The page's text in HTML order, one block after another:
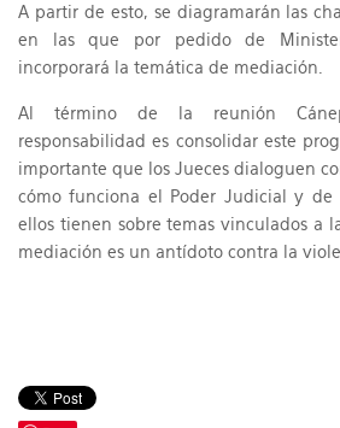
A partir de esto, se diagramarán las
en las que por pedido de
incorporará la temática de mediación.
Al término de la reunión
responsabilidad es consolidar este
importante que los Jueces dialoguen
cómo funciona el Poder Judicial y de
ellos tienen sobre temas vinculados a
mediación es un antídoto contra la